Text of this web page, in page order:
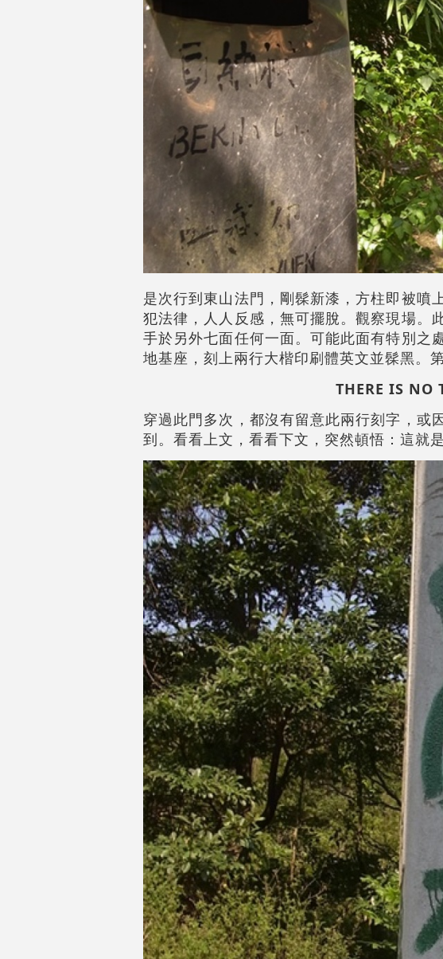
是次行到東山法門，剛髹新漆，方柱即被噴
犯法律，人人反感，無可擺脫。觀察現場。
手於另外七面任何一面。可能此面有特別之
地基座，刻上兩行大楷印刷體英文並髹黑。
THERE IS NO
穿過此門多次，都沒有留意此兩行刻字，或
到。看看上文，看看下文，突然頓悟：這就